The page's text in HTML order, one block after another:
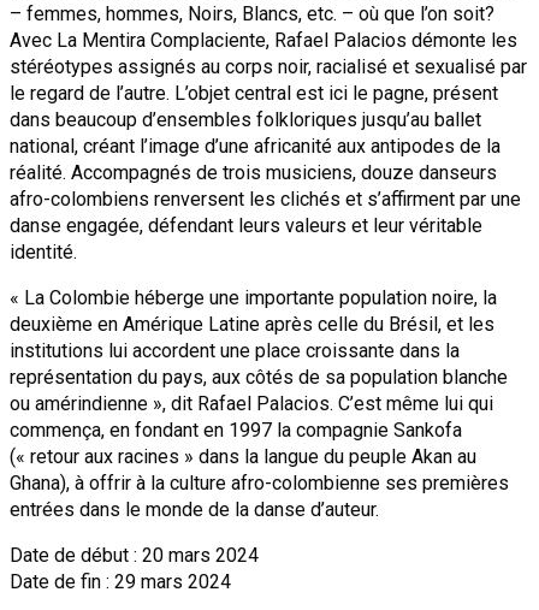
– femmes, hommes, Noirs, Blancs, etc. – où que l’on soit?
Avec La Mentira Complaciente, Rafael Palacios démonte les
stéréotypes assignés au corps noir, racialisé et sexualisé par
le regard de l’autre. L’objet central est ici le pagne, présent
dans beaucoup d’ensembles folkloriques jusqu’au ballet
national, créant l’image d’une africanité aux antipodes de la
réalité. Accompagnés de trois musiciens, douze danseurs
afro-colombiens renversent les clichés et s’affirment par une
danse engagée, défendant leurs valeurs et leur véritable
identité.
« La Colombie héberge une importante population noire, la
deuxième en Amérique Latine après celle du Brésil, et les
institutions lui accordent une place croissante dans la
représentation du pays, aux côtés de sa population blanche
ou amérindienne », dit Rafael Palacios. C’est même lui qui
commença, en fondant en 1997 la compagnie Sankofa
(« retour aux racines » dans la langue du peuple Akan au
Ghana), à offrir à la culture afro-colombienne ses premières
entrées dans le monde de la danse d’auteur.
Date de début : 20 mars 2024
Date de fin : 29 mars 2024